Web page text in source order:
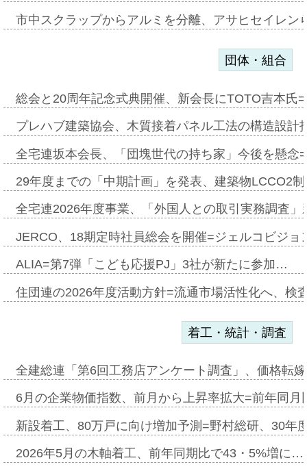
市中スクラップからアルミを分離、アサヒセイレ
団体・組合
総会と20周年記念式典開催、新会長にTOTO吉本氏
プレハブ建築協会、木質接着パネル工法の構造設
全宅連坂本会長、「団塊世代の持ち家」今後を懸
29年度までの「中期計画」を発表、建築物LCCO2
全宅連2026年度事業、「外国人との取引実務調査
JERCO、18期定時社員総会を開催=ジェルコビジ
ALIA=第7弾「こども応援PJ」3社が新たに参加…
住団連の2026年度活動方針=流通市場活性化へ、検
着工・統計・調査
全建総連「第6回工務店アンケート調査」、価格転
6月の企業物価指数、前月から上昇率拡大=前年同
新設着工、80万戸に向け増加予測=野村総研、30年
2026年5月の木軸着工、前年同期比で43・5%増に…